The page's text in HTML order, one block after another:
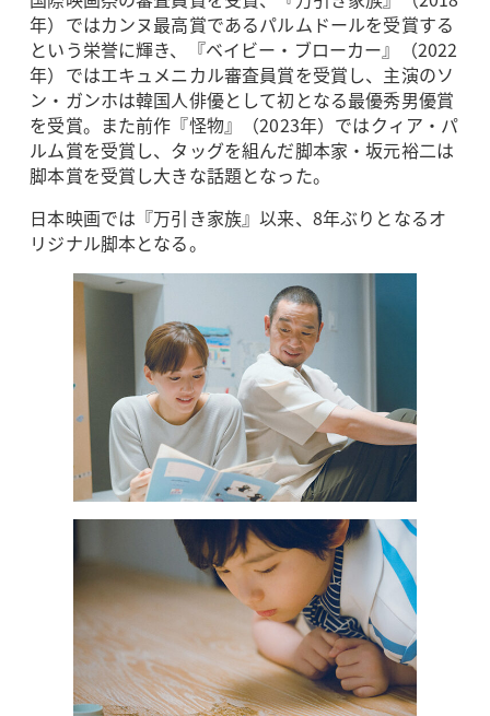
年）ではカンヌ最高賞であるパルムドールを受賞する
という栄誉に輝き、『ベイビー・ブローカー』（2022
年）ではエキュメニカル審査員賞を受賞し、主演のソ
ン・ガンホは韓国人俳優として初となる最優秀男優賞
を受賞。また前作『怪物』（2023年）ではクィア・パ
ルム賞を受賞し、タッグを組んだ脚本家・坂元裕二は
脚本賞を受賞し大きな話題となった。
日本映画では『万引き家族』以来、8年ぶりとなるオ
リジナル脚本となる。